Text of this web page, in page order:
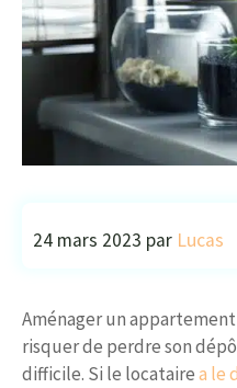
24 mars 2023 par Lucas
Aménager un
risquer de perdre son
difficile. Si le locatairea le